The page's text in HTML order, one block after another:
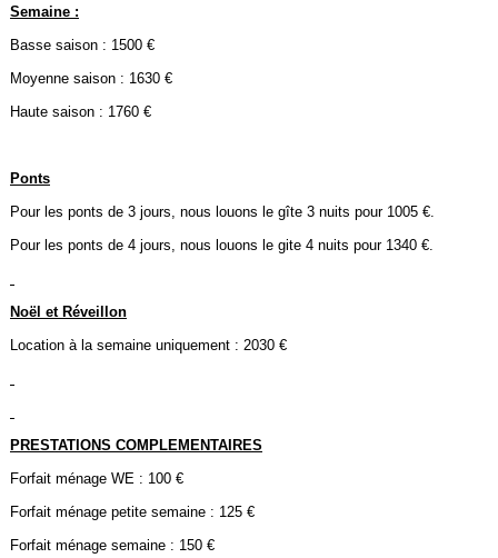
Semaine :
Basse saison : 1500 €
Moyenne saison : 1630 €
Haute saison : 1760 €
Ponts
Pour les ponts de 3 jours, nous louons le gîte 3 nuits pour 1005 €.
Pour les ponts de 4 jours, nous louons le gite 4 nuits pour 1340 €.
Noël et Réveillon
Location à la semaine uniquement : 2030 €
PRESTATIONS COMPLEMENTAIRES
Forfait ménage WE : 100 €
Forfait ménage petite semaine : 125 €
Forfait ménage semaine : 150 €